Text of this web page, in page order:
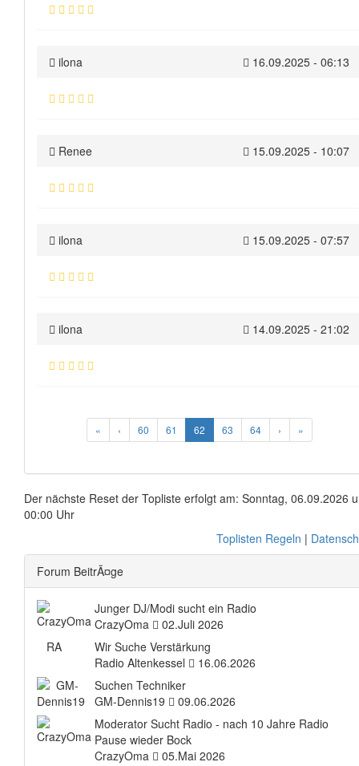
ilona 16.09.2025 - 06:13
Renee 15.09.2025 - 10:07
ilona 15.09.2025 - 07:57
ilona 14.09.2025 - 21:02
« ‹ 60 61 62 63 64 › »
Der nächste Reset der Topliste erfolgt am: Sonntag, 06.09.2026
00:00 Uhr
Toplisten Regeln |
Forum BeitrÃ¤ge
Junger DJ/Modi sucht ein Radio
CrazyOma
02.Juli 2026
RA
Wir Suche Verstärkung
Radio Altenkessel
16.06.2026
Suchen Techniker
GM-Dennis19
09.06.2026
Moderator Sucht Radio - nach 10 Jahre Radio
Pause wieder Bock
CrazyOma
05.Mai 2026